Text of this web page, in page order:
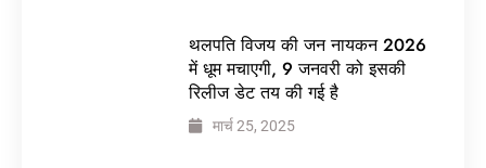
थलपति विजय की जन नायकन 2026
में धूम मचाएगी, 9 जनवरी को इसकी
रिलीज डेट तय की गई है
मार्च 25, 2025